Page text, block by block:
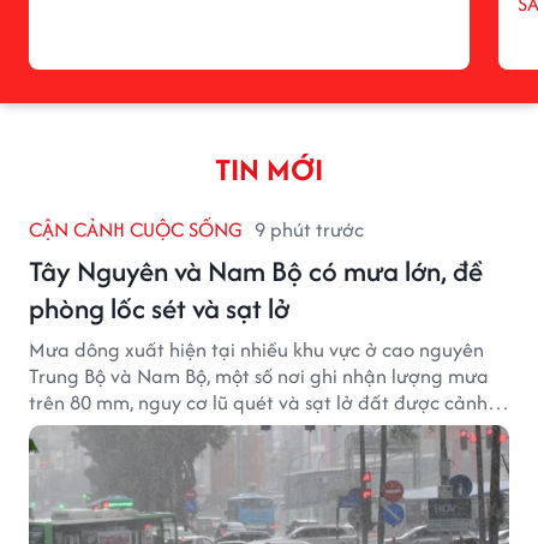
TIN MỚI
CẬN CẢNH CUỘC SỐNG 9 phút trước
Tây Nguyên và Nam Bộ có mưa lớn, đề
phòng lốc sét và sạt lở
Mưa dông xuất hiện tại nhiều khu vực ở cao nguyên
Trung Bộ và Nam Bộ, một số nơi ghi nhận lượng mưa
trên 80 mm, nguy cơ lũ quét và sạt lở đất được cảnh
báo.